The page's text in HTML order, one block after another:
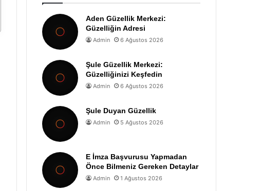
Aden Güzellik Merkezi:
Güzelliğin Adresi
Admin 6 Ağustos 2026
Şule Güzellik Merkezi:
Güzelliğinizi Keşfedin
Admin 6 Ağustos 2026
Şule Duyan Güzellik
Admin 5 Ağustos 2026
E İmza Başvurusu Yapmadan
Önce Bilmeniz Gereken Detaylar
Admin 1 Ağustos 2026